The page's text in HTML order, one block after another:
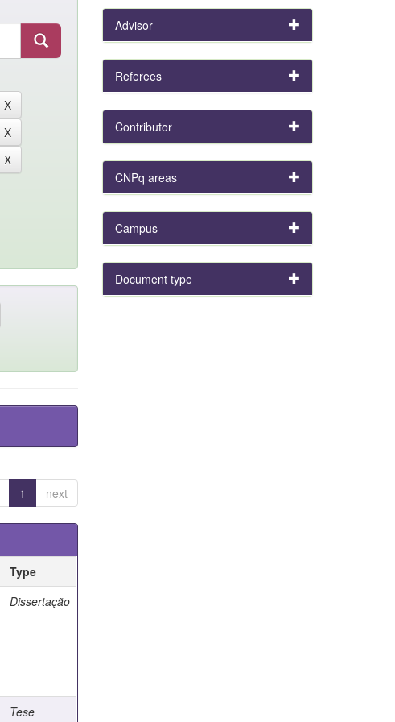
1 next
Type
Dissertação
Tese
Advisor
Referees
Contributor
CNPq areas
Campus
Document type